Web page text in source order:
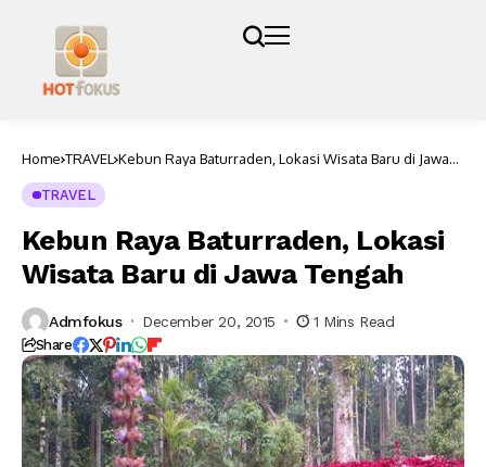
Home TRAVEL Kebun Raya Baturraden, Lokasi Wisata Baru di Jawa
TRAVEL
Kebun Raya Baturraden, Lokasi
Wisata Baru di Jawa Tengah
Admfokus December 20, 2015 1 Mins Read
Share